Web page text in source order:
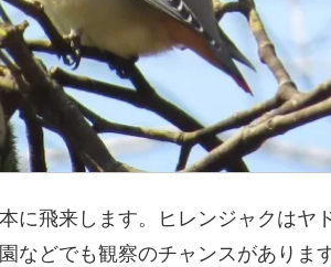
に飛来します。ヒレンジャクはヤ
などでも観察のチャンスがありま